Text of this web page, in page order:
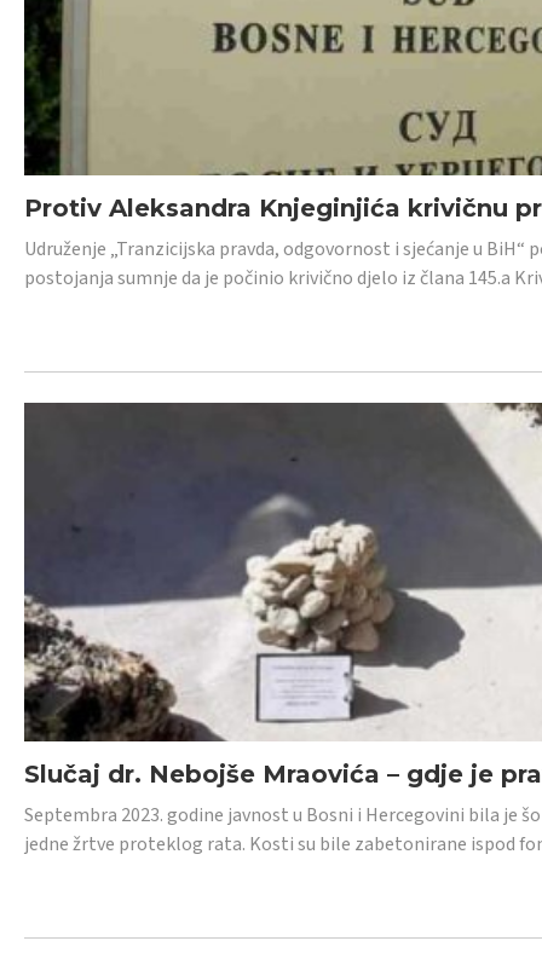
Protiv Aleksandra Knjeginjića krivičnu
Udruženje „Tranzicijska pravda, odgovornost i sjećanje u
postojanja sumnje da je počinio krivično djelo iz člana 145.a
Slučaj dr. Nebojše Mraovića – gdje je
Septembra 2023. godine javnost u Bosni i Hercegovini bila je
jedne žrtve proteklog rata. Kosti su bile zabetonirane ispod